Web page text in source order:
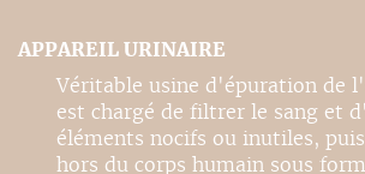
APPAREIL URINAIRE
Véritable usine d'épuration de
est chargé de filtrer le sang et
éléments nocifs ou inutiles,
hors du corps humain sous